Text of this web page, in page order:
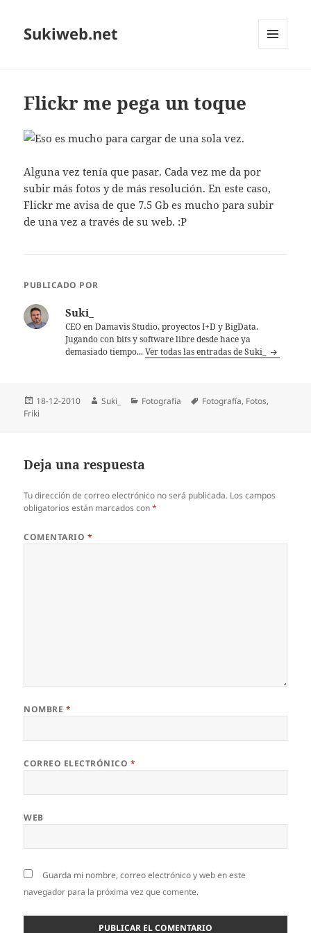
Sukiweb.net
Flickr me pega un toque
Alguna vez tenía que pasar. Cada vez me da por
subir más fotos y de más resolución. En este caso,
Flickr me avisa de que 7.5 Gb es mucho para subir
de una vez a través de su web. :P
PUBLICADO POR
Suki_
CEO en Damavis Studio, proyectos I+D y BigData.
Jugando con bits y software libre desde hace ya
demasiado tiempo...Ver todas las entradas de Suki_
Publicado
el
18-12-2010 Autor
Suki_ Categorías
Fotografí­a Etiquetas
Fotografí­a, Fotos,
Friki
Deja una respuesta
Tu dirección de correo electrónico no será publicada. Los campos
obligatorios están marcados con*
COMENTARIO *
NOMBRE *
CORREO ELECTRÓNICO *
WEB
Guarda mi nombre, correo electrónico y web en este
navegador para la próxima vez que comente.